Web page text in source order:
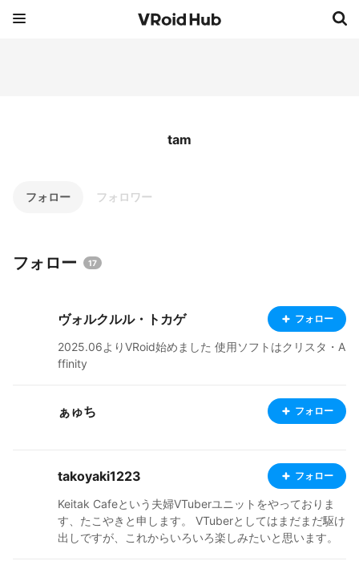
tam
フォロー フォロワー
フォロー 17
ヴォルクルル・トカゲ フォロー
2025.06よりVRoid始めました 使用ソフトはクリスタ・A
ffinity
ぁゅち フォロー
takoyaki1223 フォロー
Keitak Cafeという夫婦VTuberユニットをやっておりま
す、たこやきと申します。 VTuberとしてはまだまだ駆け
出しですが、これからいろいろ楽しみたいと思います。